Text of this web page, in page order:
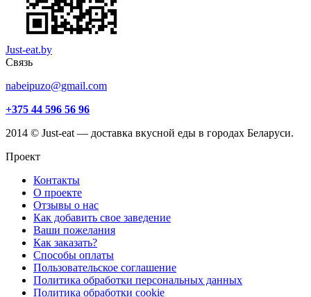
Just-eat.by
Связь
nabeipuzo@gmail.com
+375 44 596 56 96
2014 © Just-eat — доставка вкусной еды в городах Беларуси.
Проект
Контакты
О проекте
Отзывы о нас
Как добавить свое заведение
Ваши пожелания
Как заказать?
Способы оплаты
Пользовательское соглашение
Политика обработки персональных данных
Политика обработки cookie